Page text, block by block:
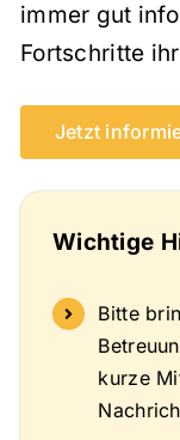
immer gut
Fortschritte
Jetzt
Wichtige
Bitte
kurze